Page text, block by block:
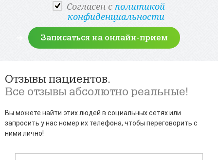
Cогласен с политикой
конфиденциальности
Отзывы пациентов.
Все отзывы абсолютно реальные!
Вы можете найти этих людей в социальных сетях или
запросить у нас номер их телефона, чтобы переговорить с
ними лично!